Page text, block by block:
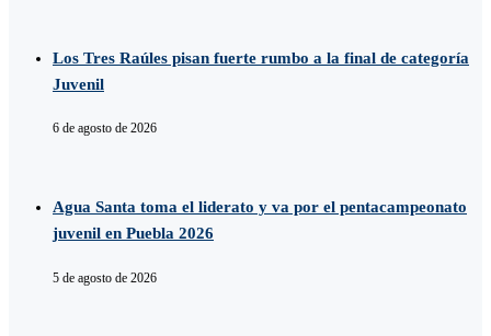
Los Tres Raúles pisan fuerte rumbo a la final de categoría
Juvenil
6 de agosto de 2026
Agua Santa toma el liderato y va por el pentacampeonato
juvenil en Puebla 2026
5 de agosto de 2026